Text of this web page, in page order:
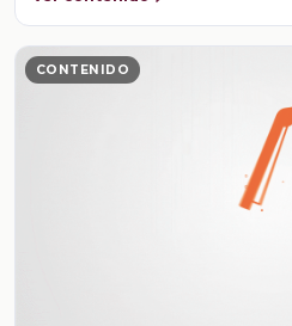
CONTENIDO